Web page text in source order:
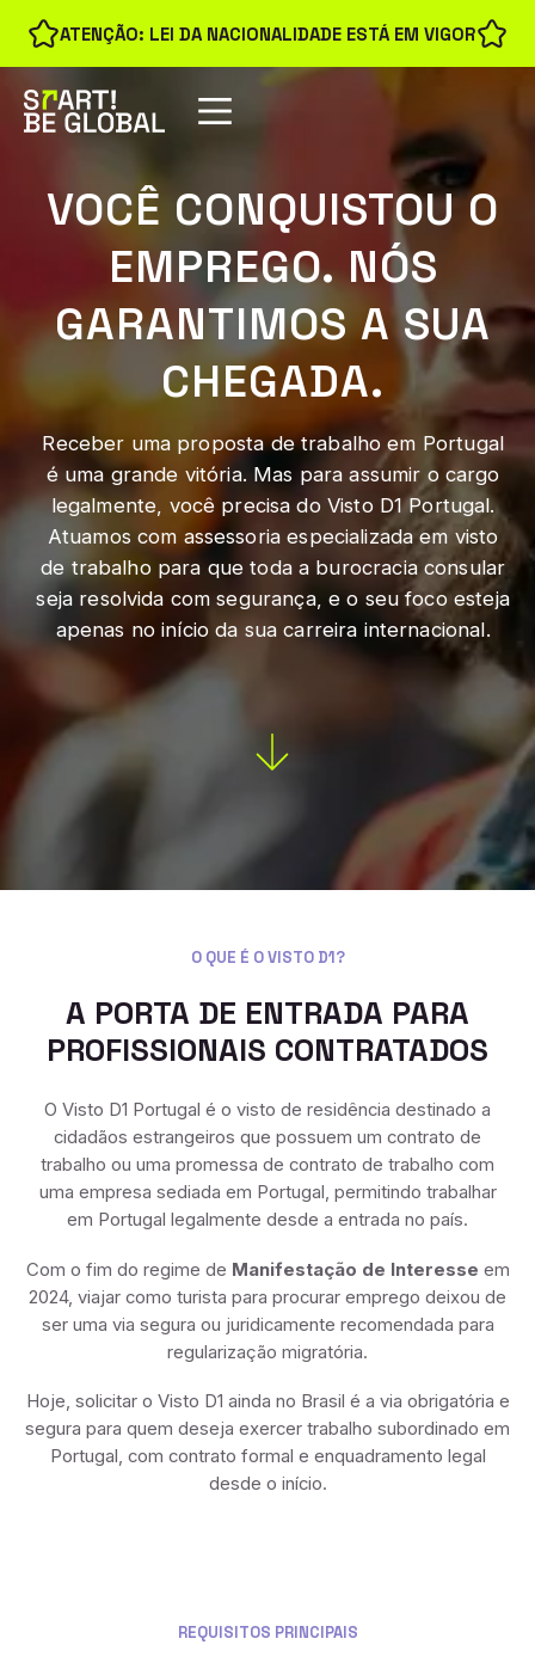
ATENÇÃO: LEI DA NACIONALIDADE ESTÁ EM VIGOR
VOCÊ CONQUISTOU O
EMPREGO. NÓS
GARANTIMOS A SUA
CHEGADA.
Receber uma proposta de trabalho em Portugal
é uma grande vitória. Mas para assumir o cargo
legalmente, você precisa do Visto D1 Portugal.
Atuamos com assessoria especializada em visto
de trabalho para que toda a burocracia consular
seja resolvida com segurança, e o seu foco esteja
apenas no início da sua carreira internacional.
O QUE É O VISTO D1?
A PORTA DE ENTRADA PARA
PROFISSIONAIS CONTRATADOS
O Visto D1 Portugal é o visto de residência destinado a
cidadãos estrangeiros que possuem um contrato de
trabalho ou uma promessa de contrato de trabalho com
uma empresa sediada em Portugal, permitindo trabalhar
em Portugal legalmente desde a entrada no país.
Com o fim do regime de Manifestação de Interesse em
2024, viajar como turista para procurar emprego deixou de
ser uma via segura ou juridicamente recomendada para
regularização migratória.
Hoje, solicitar o Visto D1 ainda no Brasil é a via obrigatória e
segura para quem deseja exercer trabalho subordinado em
Portugal, com contrato formal e enquadramento legal
desde o início.
REQUISITOS PRINCIPAIS